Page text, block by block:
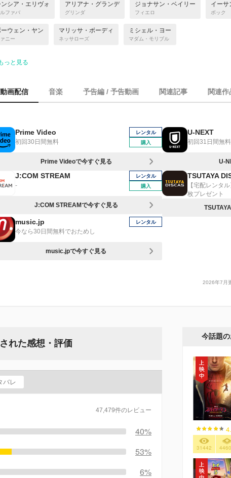
ンシア・エリヴォ
ファバ
アリアナ・グランデ
グリンダ
ジョナサン・ベイリー
フィエロ
イーサ
ボック
ウェン・ヤン
ニー
マリッサ・ボーディ
ネッサローズ
ミシェル・ヨー
マダム・モリブル
っと見る
動画配信 音楽 予告編 / 予告動画 関連記事 関連作
Prime Video
初回30日間無料
レンタル
購入
Prime Videoで今すぐ見る
U-NEXT
初回31日間無料
U-
J:COM STREAM
-
レンタル
購入
J:COM STREAMで今すぐ見る
TSUTAYA
【宅配レンタ
枚プレゼント
music.jp
今なら30日間無料でおためし
レンタル
music.jpで今すぐ見る
2026年7月
れた感想・評価
バレ
47,479件のレビュー
40%
53%
6%
今話題
31442